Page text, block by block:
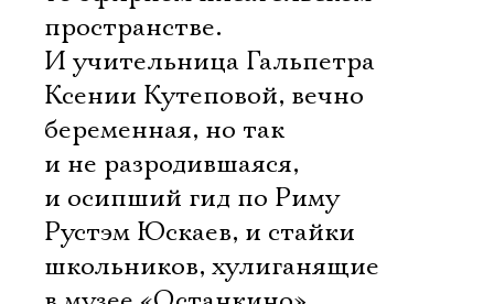
пространстве.
И учительница Гальпетра
Ксении Кутеповой, вечно
беременная, но так
и не разродившаяся,
и осипший гид по Риму
Рустэм Юскаев, и стайки
школьников, хулиганящие